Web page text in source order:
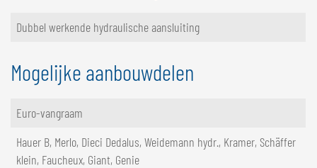
Dubbel werkende hydraulische aansluiting
Mogelijke aanbouwdelen
Euro-vangraam
Hauer B, Merlo, Dieci Dedalus, Weidemann hydr., Kramer, Schäffer
klein, Faucheux, Giant, Genie